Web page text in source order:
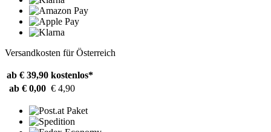
Versandkosten für Österreich
ab € 39,90 kostenlos*
ab € 0,00 € 4,90